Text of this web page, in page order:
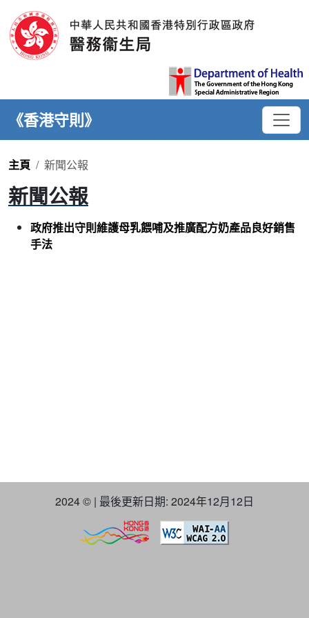
《香港守則》
主頁 新聞公報
新聞公報
政府推出守則維護母乳餵哺及推廣配方奶產品良好銷售
手法
2024 © | 最後更新日期: 2024年12月12日